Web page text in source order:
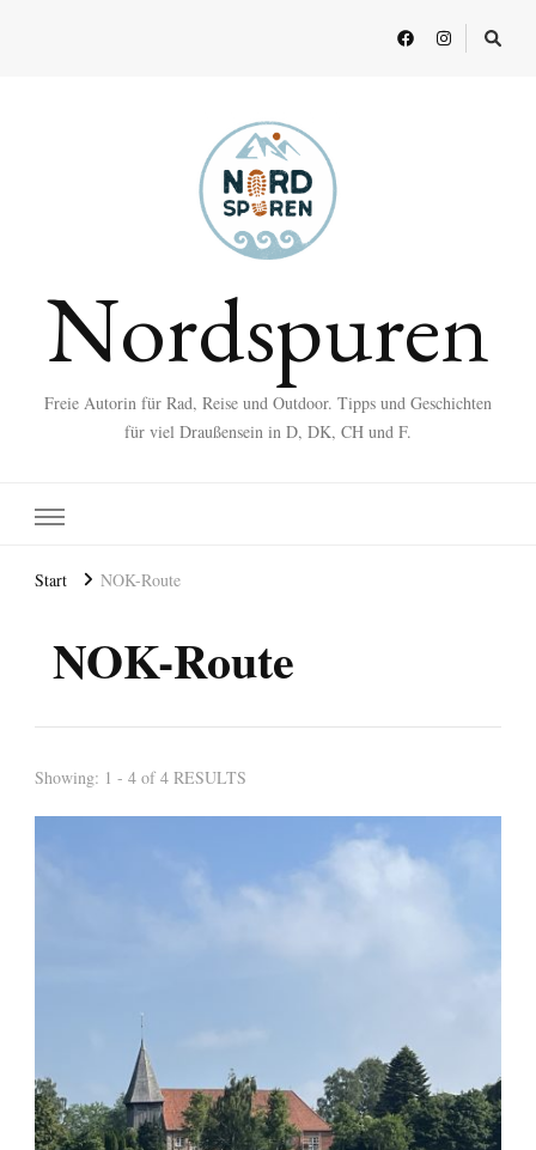
Nordspuren
Freie Autorin für Rad, Reise und Outdoor. Tipps und Geschichten
für viel Draußensein in D, DK, CH und F.
Start NOK-Route
NOK-Route
Showing: 1 - 4 of 4 RESULTS